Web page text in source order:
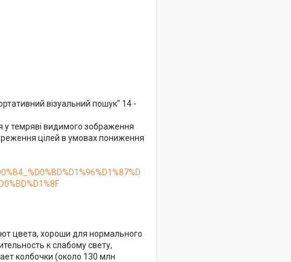
візуальний пошук" 14 -
у темряві видимого зображення
цілей в умовах пониження
цвета, хороши для нормального
к слабому свету,
колбочки (около 130 млн